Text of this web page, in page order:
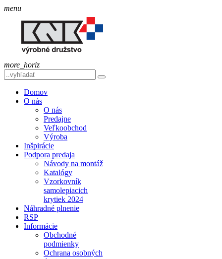
menu
more_horiz
Domov
O nás
O nás
Predajne
Veľkoobchod
Výroba
Inšpirácie
Podpora predaja
Návody na montáž
Katalógy
Vzorkovník
samolepiacich
krytiek 2024
Náhradné plnenie
RSP
Informácie
Obchodné
podmienky
Ochrana osobných